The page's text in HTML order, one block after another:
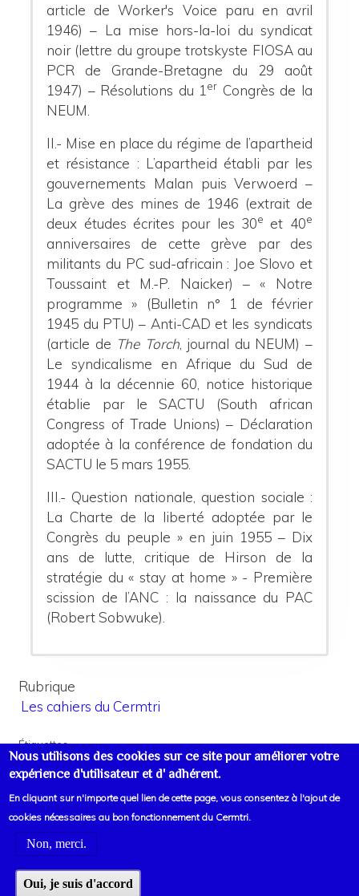
Nous utilisons des cookies sur ce site pour améliorer votre
expérience d'utilisateur et d' adhérent.
En cliquant sur n'importe quel lien de cette page, vous consentez à l'ajout de
cookies nécessaires au bon fonctionnement du Cermtri.
Non, merci.
Oui, je suis d'accord
article de Worker's Voice paru en avril
1946) – La mise hors-la-loi du syndicat
noir (lettre du groupe trotskyste FIOSA au
PCR de Grande-Bretagne du 29 août
1947) – Résolutions du 1 er Congrès de la
NEUM.
II.- Mise en place du régime de l’apartheid
et résistance : L’apartheid établi par les
gouvernements Malan puis Verwoerd –
La grève des mines de 1946 (extrait de
deux études écrites pour les 30e et 40e
anniversaires de cette grève par des
militants du PC sud-africain : Joe Slovo et
Toussaint et M.-P. Naicker) – « Notre
programme » (Bulletin n° 1 de février
1945 du PTU) – Anti-CAD et les syndicats
(article de The Torch, journal du NEUM) –
Le syndicalisme en Afrique du Sud de
1944 à la décennie 60, notice historique
établie par le SACTU (South african
Congress of Trade Unions) – Déclaration
adoptée à la conférence de fondation du
SACTU le 5 mars 1955.
III.- Question nationale, question sociale :
La Charte de la liberté adoptée par le
Congrès du peuple » en juin 1955 – Dix
ans de lutte, critique de Hirson de la
stratégie du « stay at home » - Première
scission de l’ANC : la naissance du PAC
(Robert Sobwuke).
Rubrique
Les cahiers du Cermtri
Étiquettes
Afrique
Colonialisme
Voir liens d'informations